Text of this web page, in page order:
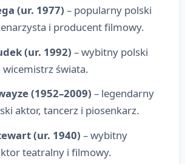
(ur. 1977) – popularny polski
i producent filmowy.
(ur. 1992) – wybitny polski
wicemistrz świata.
(1952–2009) – legendarny
aktor, tancerz i piosenkarz.
(ur. 1940) – wybitny
teatralny i filmowy.